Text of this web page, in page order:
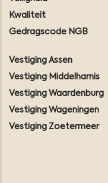
Kwaliteit
Gedragscode NGB
Vestiging Assen
Vestiging Middelharnis
Vestiging Waardenburg
Vestiging Wageningen
Vestiging Zoetermeer